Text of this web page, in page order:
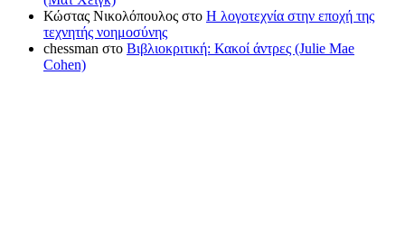
Κώστας Νικολόπουλος στο Η λογοτεχνία στην εποχή της
τεχνητής νοημοσύνης
chessman στο Βιβλιοκριτική: Κακοί άντρες (Julie Mae
Cohen)